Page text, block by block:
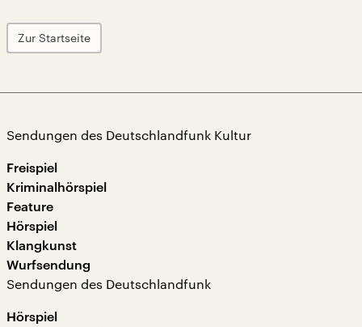
Zur Startseite
Sendungen des Deutschlandfunk Kultur
Freispiel
Kriminalhörspiel
Feature
Hörspiel
Klangkunst
Wurfsendung
Sendungen des Deutschlandfunk
Hörspiel